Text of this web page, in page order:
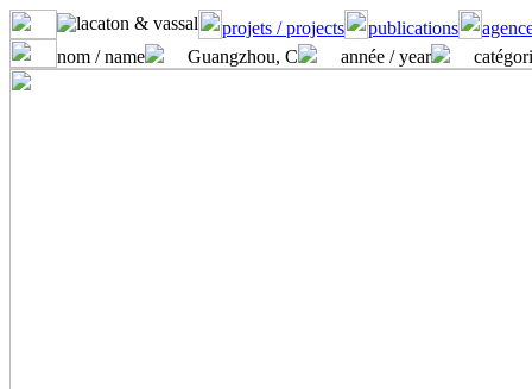
projets / projects publications
nom / name
Guangzhou, C année / year